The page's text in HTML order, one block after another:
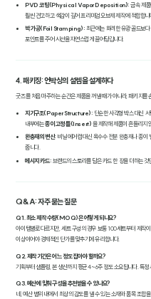
PVD 코팅(Physical Vapor Deposition): 금속 제
훨씬 견고하고 색감이 깊어 프리미엄 오브제 제작에 적합합니
박 가공(Foil Stamping): 최근에는 화려한 유광 골드보
포인트를 주어 시선을 자연스럽게 끌어당깁니다.
4. 패키징: 언박싱의 설렘을 설계하다
굿즈를 처음 마주하는 순간은 제품을 꺼낼 때가 아니라, 패키지를
지기구조(Paper Structure): 단순한 사각형 박스 대신
내부에는종이 고정 틀(Insert) 을 제작해 제품이 흔들리지
완충재의 변신: 비닐 에어캡 대신 옥수수 전분 완충재나 종
줍니다.
메시지 카드: 브랜드의 스토리를 담은 카드 한 장을 더하는
Q&A: 자주 묻는 질문
Q1. 최소 제작 수량(MOQ)은 어떻게 되나요?
아이템별로 다르지만, 세트 구성의 경우 보통 100세트부터 제
이상이어야 경제적인 단가를 맞추기에 유리합니다.
Q2. 제작 기간은 어느 정도 잡아야 할까요?
기획부터 샘플링, 본 생산까지 평균 4~6주 정도 소요됩니다. 특
Q3. 예산에 맞춰 구성을 추천받을 수 있나요?
네, 예산 범위 내에서 최상의 감도를 낼 수 있는 소재와 품목 조합